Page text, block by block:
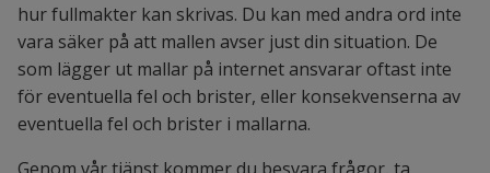
hur fullmakter kan skrivas. Du kan med andra ord inte
vara säker på att mallen avser just din situation. De
som lägger ut mallar på internet ansvarar oftast inte
för eventuella fel och brister, eller konsekvenserna av
eventuella fel och brister i mallarna.